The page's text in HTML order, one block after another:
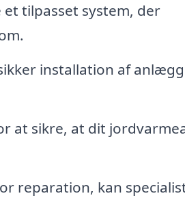
tilpasset system, der
installation af
at sikre, at dit
reparation, kan